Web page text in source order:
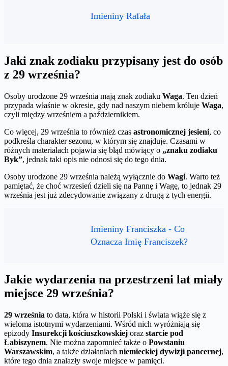
Imieniny Rafała
Jaki znak zodiaku przypisany jest do osób
z 29 września?
Osoby urodzone 29 września mają znak zodiaku Waga. Ten dzień
przypada właśnie w okresie, gdy nad naszym niebem króluje Waga,
czyli między wrześniem a październikiem.
Co więcej, 29 września to również czas astronomicznej jesieni, co
podkreśla charakter sezonu, w którym się znajduje. Czasami w
różnych materiałach pojawia się błąd mówiący o „znaku zodiaku
Byk”, jednak taki opis nie odnosi się do tego dnia.
Osoby urodzone 29 września należą wyłącznie do Wagi. Warto też
pamiętać, że choć wrzesień dzieli się na Pannę i Wagę, to jednak 29
września jest już zdecydowanie związany z drugą z tych energii.
Imieniny Franciszka - Co
Oznacza Imię Franciszek?
Jakie wydarzenia na przestrzeni lat miały
miejsce 29 września?
29 września to data, która w historii Polski i świata wiąże się z
wieloma istotnymi wydarzeniami. Wśród nich wyróżniają się
epizody Insurekcji kościuszkowskiej oraz starcie pod
Łabiszynem. Nie można zapomnieć także o Powstaniu
Warszawskim, a także działaniach niemieckiej dywizji pancernej,
które tego dnia znalazły swoje miejsce w pamięci.